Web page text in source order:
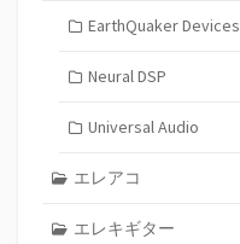
EarthQuaker Devices
Neural DSP
Universal Audio
エレアコ
エレキギター